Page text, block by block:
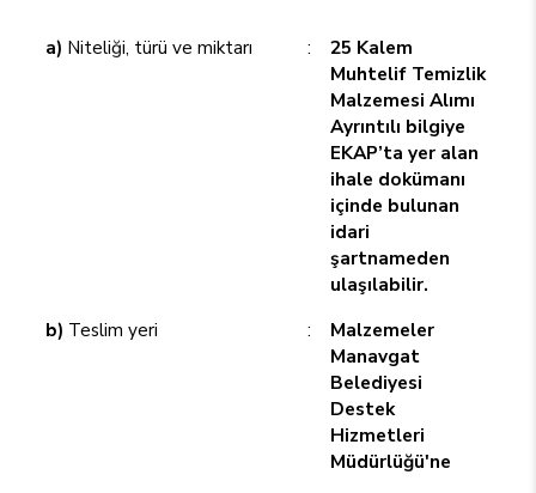
a) Niteliği, türü ve miktarı :
25 Kalem
Muhtelif Temizlik
Malzemesi Alımı
Ayrıntılı bilgiye
EKAP’ta yer alan
ihale dokümanı
içinde bulunan
idari
şartnameden
ulaşılabilir.
b) Teslim yeri :
Malzemeler
Manavgat
Belediyesi
Destek
Hizmetleri
Müdürlüğü'ne